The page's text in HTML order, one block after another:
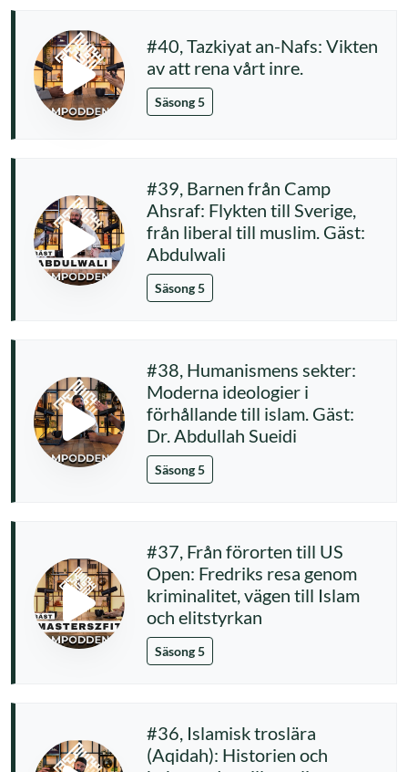
#40, Tazkiyat an-Nafs: Vikten
av att rena vårt inre.
Säsong 5
#39, Barnen från Camp
Ahsraf: Flykten till Sverige,
från liberal till muslim. Gäst:
Abdulwali
Säsong 5
#38, Humanismens sekter:
Moderna ideologier i
förhållande till islam. Gäst:
Dr. Abdullah Sueidi
Säsong 5
#37, Från förorten till US
Open: Fredriks resa genom
kriminalitet, vägen till Islam
och elitstyrkan
Säsong 5
#36, Islamisk troslära
(Aqidah): Historien och